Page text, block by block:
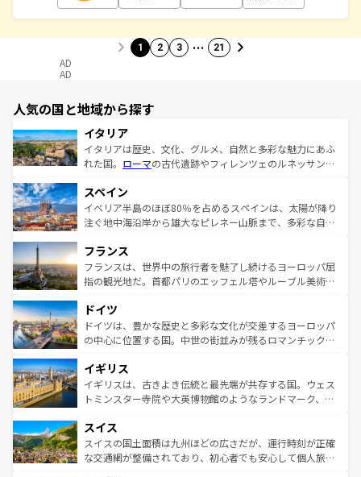
1 2 3 … 21
AD
AD
人気の国と地域から探す
イタリア
イタリアは歴史、文化、グルメ、自然と多彩な魅力にあふ
れた国。 ローマの古代遺跡やフィレンツェのルネッサンス
ろん、トスカーナの美しい田園風景やアマルフィ海岸の絶
景など、自然景観も見逃せない。観光の合間には、本場の
ピザやパスタなど、絶品のイタリア料理を堪能することも
ませてくれるイタリアで、忘れられない旅をしてみよう！
なお、新着のイタリア情報はコンテンツ一覧 を参照してほ
しい。
スペイン
イベリア半島のほぼ80％を占めるスペインは、太陽が降り
注ぐ地中海沿岸から雄大なピレネー山脈まで、多彩な自然
文化が根付くこの国では、情熱的なフラメンコ、熱気あふ
れる闘牛、そして美味しいタパスが生活の一部となってい
る。首都マドリードの洗練された雰囲気や、バルセロナの
の城塞都市、穏やかなビーチリゾートまで多彩な表情を見
せる。地方によって風土や気候が異なるスペインはその個
性で訪れる人を魅了する。 なお、新着のスペイン情報はコ
フランス
フランスは、世界中の旅行者を魅了し続けるヨーロッパ屈
指の観光地だ。首都パリのエッフェル塔やルーブル美術館
で、幅広い魅力が詰まっている。華麗な宮殿、歴史的な大
聖堂、美しいビーチ、そして豊かな自然が、訪れる者を心
から魅了する。また、フランスは美食の国としても知ら
いる。シャンパンの発祥地であるランス、プロヴァンスの
香り高いラベンダー畑など、多彩な楽しみ方が可能だ。さ
らに、パリ以外の地域にも魅力が溢れており、どの街角に
れる地方に足を運ぶとそれぞれで全く異なる文化を体験で
きるだろう。 なお、新着のフランス情報はコンテンツ一覧
を参照してほしい。
ドイツ
ドイツは、豊かな歴史と多彩な文化が交差するヨーロッパ
の中心に位置する国。中世の街並みが残るロマンチック街
顔を持つこの国は、どこを歩いても飽きることがない。ベ
ルリンの文化的活気、バイエルン州のアルプスの絶景、そ
してライン川沿いのワイン畑といった風景は必見。ビール
は、お酒好きな人にはぜひ体験してほしい。 なお、新着の
ドイツ情報はコンテンツ一覧を参照してほしい。
イギリス
イギリスは、古きよき伝統と最先端が共存する国。ウェス
トミンスター寺院や大英博物館のようなランドマーク、歴
リアごとに異なる魅力がある。また、優雅なアフタヌーン
ティー、ビール好きにはたまらない英国パブ、サッカー観
戦など、本場だからこそできる体験も豊富。イギリスを旅
スイス
スイスの国土面積は九州ほどの広さだが、運行時刻が正確
な交通網が整備されており、初心者でも安心して個人旅行